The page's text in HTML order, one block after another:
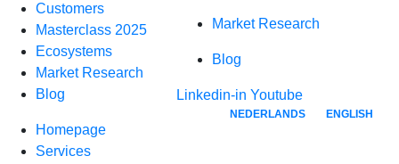
Market Research
Blog
Linkedin-in Youtube
NEDERLANDS ENGLISH
Customers
Masterclass 2025
Ecosystems
Market Research
Blog
Homepage
Services